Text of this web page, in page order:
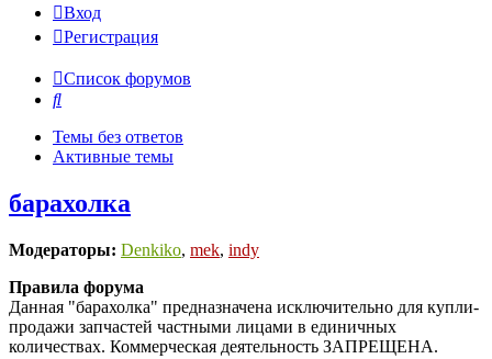
Вход
Регистрация
Список форумов
Поиск
Темы без ответов
Активные темы
барахолка
Модераторы: Denkiko, mek, indy
Правила форума
Данная "барахолка" предназначена исключительно для купли-
продажи запчастей частными лицами в единичных
количествах. Коммерческая деятельность ЗАПРЕЩЕНА.